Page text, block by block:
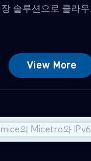
솔루션으로 클라
View More